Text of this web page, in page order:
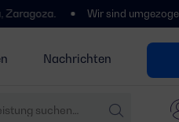
Nachrichten
Wir sind umgezogen! Wir